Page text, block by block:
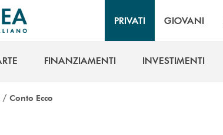
PRIVATI GIOVANI
FINANZIAMENTI
INVESTIMENTI
/ Conto Ecco